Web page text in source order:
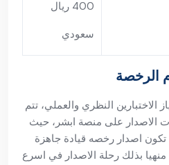
400 ريال
سعودي
الرخصة
الاختبارين النظري والعملي، تتم
الاصدار على منصة ابشر، حيث
اصدار رخصه قيادة جاهزة
منهيا بذلك رحلة الاصدار في اسرع